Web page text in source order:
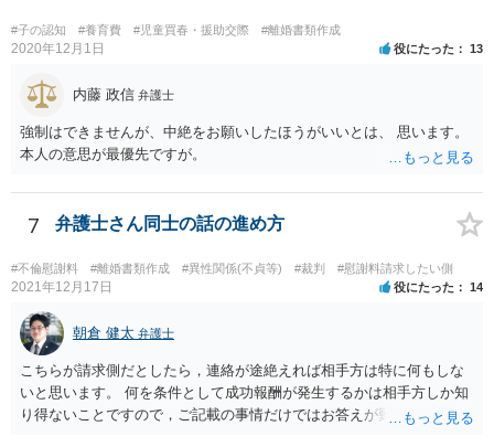
#子の認知 #養育費 #児童買春・援助交際 #離婚書類作成
2020年12月1日 役にたった 13
内藤 政信 弁護士
強制はできませんが、中絶をお願いしたほうがいいとは、 思います。
本人の意思が最優先ですが。
7 弁護士さん同士の話の進め方
#不倫慰謝料 #離婚書類作成 #異性関係(不貞等) #裁判 #慰謝料請求したい側
2021年12月17日 役にたった 14
朝倉 健太 弁護士
こちらが請求側だとしたら，連絡が途絶えれば相手方は特に何もしな
いと思います。 何を条件として成功報酬が発生するかは相手方しか知
り得ないことですので，ご記載の事情だけではお答えが難しいです。